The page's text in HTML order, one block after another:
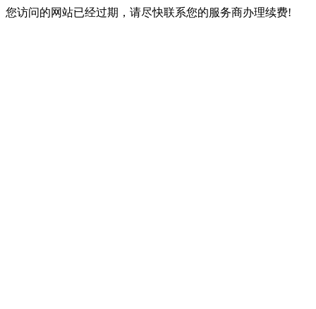
您访问的网站已经过期，请尽快联系您的服务商办理续费!